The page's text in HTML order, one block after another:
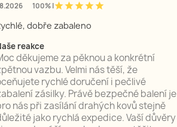
100% |starstarstarstarstar
dobře zabaleno
reakce
děkujeme za pěknou a konkrétní
vazbu. Velmi nás těší, že
rychlé doručení i pečlivé
zásilky. Právě bezpečné balení je
nás při zasílání drahých kovů stejně
jako rychlá expedice. Vaší důvěry